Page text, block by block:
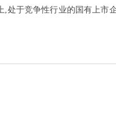
处于竞争性行业的国有上